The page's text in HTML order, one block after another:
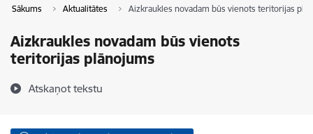
Sākums Aktualitātes Aizkraukles novadam būs vienots teritorijas
Aizkraukles novadam būs vienots
teritorijas plānojums
Atskaņot tekstu